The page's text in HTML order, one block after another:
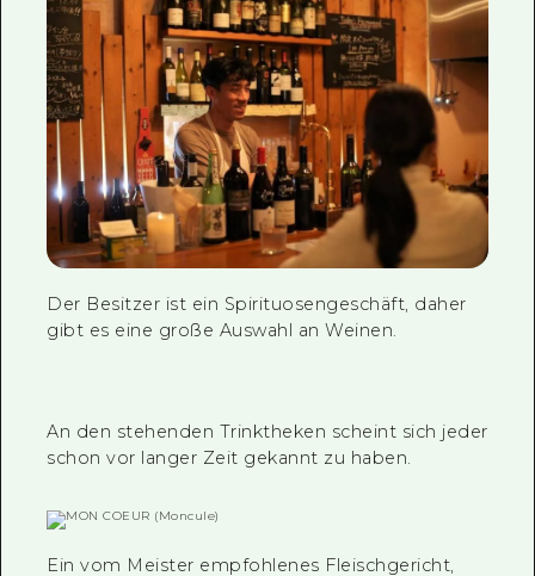
Der Besitzer ist ein Spirituosengeschäft, daher
gibt es eine große Auswahl an Weinen.